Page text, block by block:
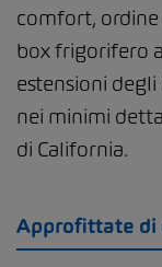
comfort, ordine
box frigorifero
estensioni
nei minimi
di California.
Approfittate